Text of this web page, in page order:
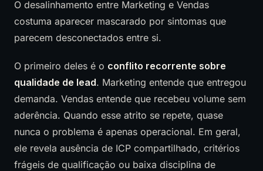
O desalinhamento entre Marketing e Vendas
costuma aparecer mascarado por sintomas que
parecem desconectados entre si.
O primeiro deles é o conflito recorrente sobre
qualidade de lead. Marketing entende que entregou
demanda. Vendas entende que recebeu volume sem
aderência. Quando esse atrito se repete, quase
nunca o problema é apenas operacional. Em geral,
ele revela ausência de ICP compartilhado, critérios
frágeis de qualificação ou baixa disciplina de